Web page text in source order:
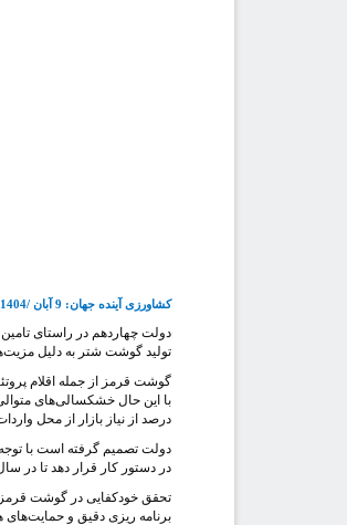
کشاورزی آینده جهان: 9 آبان /1404
دولت چهاردهم در راستای
تولید گوشت شتر به دلیل
گوشت قرمز از جمله اقلام
درصد از نیاز بازار از محل واردات تامین
دولت تصمیم گرفته است با
در دستور کار قرار دهد تا در
تحقق خودکفایی در گوشت قرمز
برنامه ریزی دقیق و